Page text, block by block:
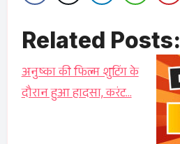
Related Posts:
अनुष्का की फिल्म शुटिंग के
दौरान हुआ हादसा, करंट…